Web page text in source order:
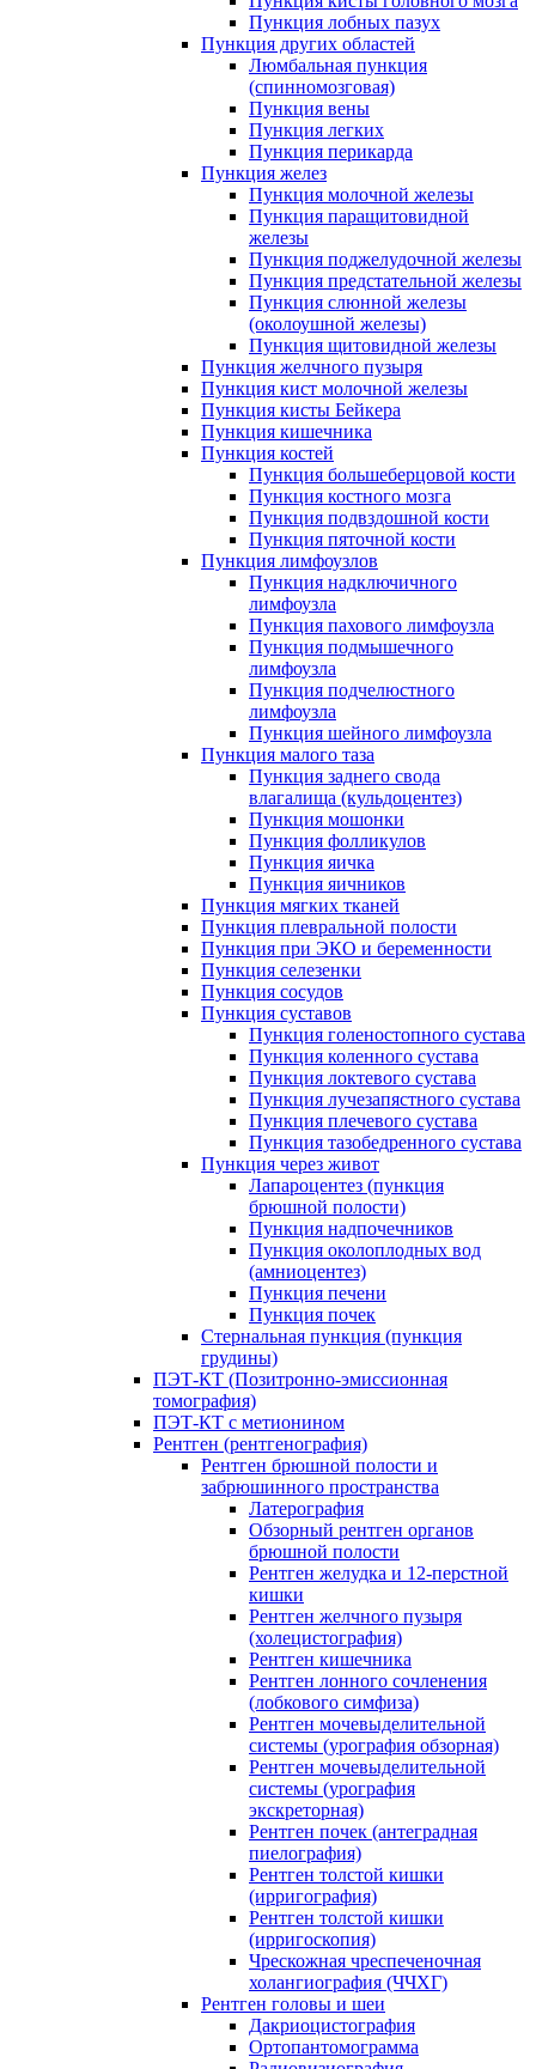
Пункция лобных пазух
Пункция других областей
Люмбальная пункция
(спинномозговая)
Пункция вены
Пункция легких
Пункция перикарда
Пункция желез
Пункция молочной железы
Пункция паращитовидной
железы
Пункция поджелудочной железы
Пункция предстательной железы
Пункция слюнной железы
(околоушной железы)
Пункция щитовидной железы
Пункция желчного пузыря
Пункция кист молочной железы
Пункция кисты Бейкера
Пункция кишечника
Пункция костей
Пункция большеберцовой кости
Пункция костного мозга
Пункция подвздошной кости
Пункция пяточной кости
Пункция лимфоузлов
Пункция надключичного
лимфоузла
Пункция пахового лимфоузла
Пункция подмышечного
лимфоузла
Пункция подчелюстного
лимфоузла
Пункция шейного лимфоузла
Пункция малого таза
Пункция заднего свода
влагалища (кульдоцентез)
Пункция мошонки
Пункция фолликулов
Пункция яичка
Пункция яичников
Пункция мягких тканей
Пункция плевральной полости
Пункция при ЭКО и беременности
Пункция селезенки
Пункция сосудов
Пункция суставов
Пункция голеностопного сустава
Пункция коленного сустава
Пункция локтевого сустава
Пункция лучезапястного сустава
Пункция плечевого сустава
Пункция тазобедренного сустава
Пункция через живот
Лапароцентез (пункция
брюшной полости)
Пункция надпочечников
Пункция околоплодных вод
(амниоцентез)
Пункция печени
Пункция почек
Стернальная пункция (пункция
грудины)
ПЭТ-КТ (Позитронно-эмиссионная
томография)
ПЭТ-КТ с метионином
Рентген (рентгенография)
Рентген брюшной полости и
забрюшинного пространства
Латерография
Обзорный рентген органов
брюшной полости
Рентген желудка и 12-перстной
кишки
Рентген желчного пузыря
(холецистография)
Рентген кишечника
Рентген лонного сочленения
(лобкового симфиза)
Рентген мочевыделительной
системы (урография обзорная)
Рентген мочевыделительной
системы (урография
экскреторная)
Рентген почек (антеградная
пиелография)
Рентген толстой кишки
(ирригография)
Рентген толстой кишки
(ирригоскопия)
Чрескожная чреспеченочная
холангиография (ЧЧХГ)
Рентген головы и шеи
Дакриоцистография
Ортопантомограмма